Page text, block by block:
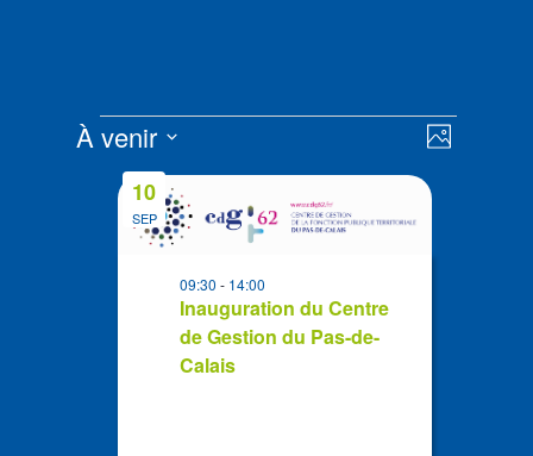
Évènements de
Photo
À venir
Sélectionnez
List
events
SEP
10
Inauguration du Centre
de Gestion du Pas-de-
Calais
09:30- 14:00